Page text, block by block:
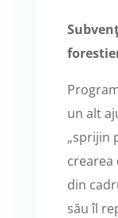
un alt
„sprijin
crearea
din
său îl